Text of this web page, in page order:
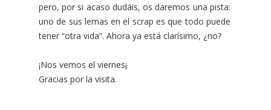
pero, por si acaso dudáis, os daremos una pista:
uno de sus lemas en el scrap es que todo puede
tener “otra vida”. Ahora ya está clarísimo, ¿no?
¡Nos vemos el viernes¡
Gracias por la visita.